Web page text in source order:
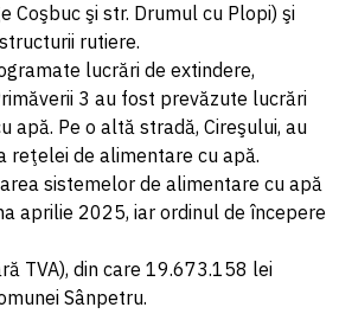
Coşbuc şi str. Drumul cu Plopi) şi
rutiere.
lucrări de extindere,
3 au fost prevăzute lucrări
Pe o altă stradă, Cireşului, au
reţelei de alimentare cu apă.
sistemelor de alimentare cu apă
aprilie 2025, iar ordinul de începere
TVA), din care 19.673.158 lei
Sânpetru.